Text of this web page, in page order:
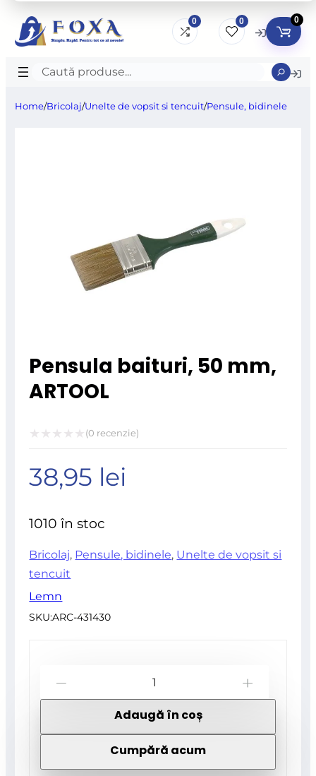
0 0 0
Caută
Home/Bricolaj/Unelte de vopsit si tencuit/Pensule, bidinele
Pensula baituri, 50 mm,
ARTOOL
la
(0 recenzie)
38,95 lei
1010 în stoc
Bricolaj, Pensule, bidinele, Unelte de vopsit si
tencuit
Lemn
SKU:ARC-431430
Pensula
mm,
Adaugă în coș
Cumpără acum